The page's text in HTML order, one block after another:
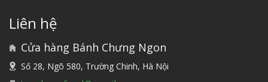
Liên hệ
Cửa hàng Bánh Chưng Ngon
Số 28, Ngõ 580, Trường Chinh, Hà Nội